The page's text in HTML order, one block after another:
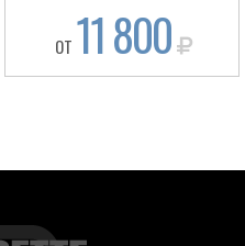
ОТ 11 800